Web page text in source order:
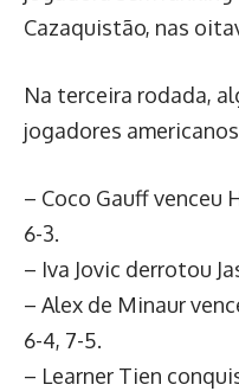
Cazaquistão, nas
Na terceira rodada,
jogadores
– Coco Gauff venceu
6-3.
– Iva Jovic derrotou
– Alex de Minaur
6-4, 7-5.
– Learner Tien